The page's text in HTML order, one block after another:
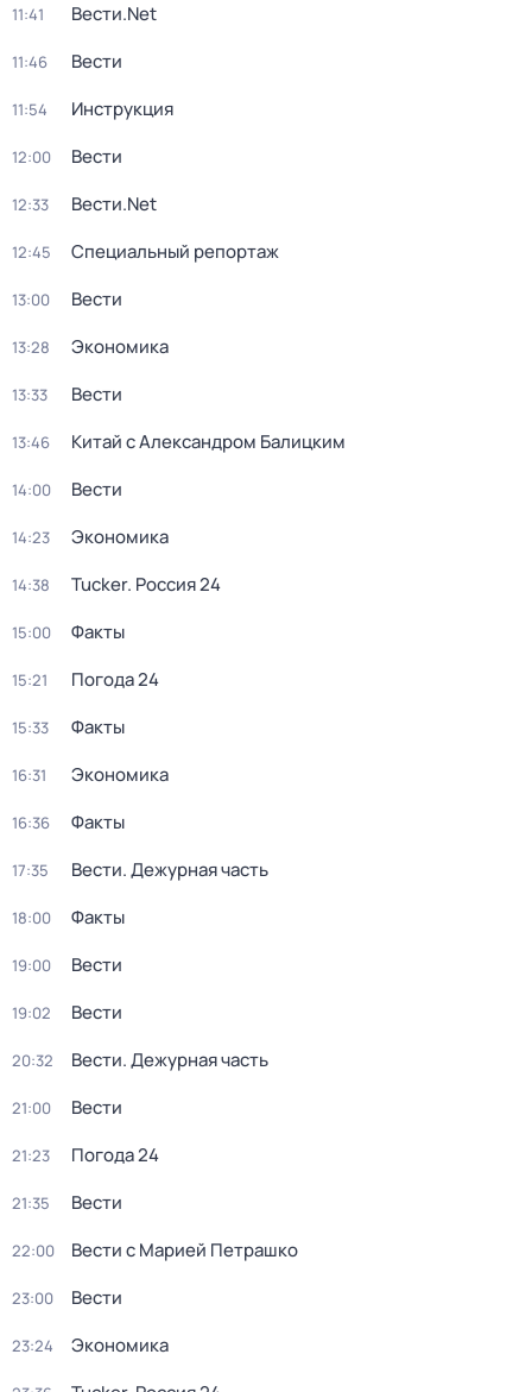
11:41 Вести.Net
11:46 Вести
11:54 Инструкция
12:00 Вести
12:33 Вести.Net
12:45 Специальный репортаж
13:00 Вести
13:28 Экономика
13:33 Вести
13:46 Китай с Александром Балицким
14:00 Вести
14:23 Экономика
14:38 Tucker. Россия 24
15:00 Факты
15:21 Погода 24
15:33 Факты
16:31 Экономика
16:36 Факты
17:35 Вести. Дежурная часть
18:00 Факты
19:00 Вести
19:02 Вести
20:32 Вести. Дежурная часть
21:00 Вести
21:23 Погода 24
21:35 Вести
22:00 Вести с Марией Петрашко
23:00 Вести
23:24 Экономика